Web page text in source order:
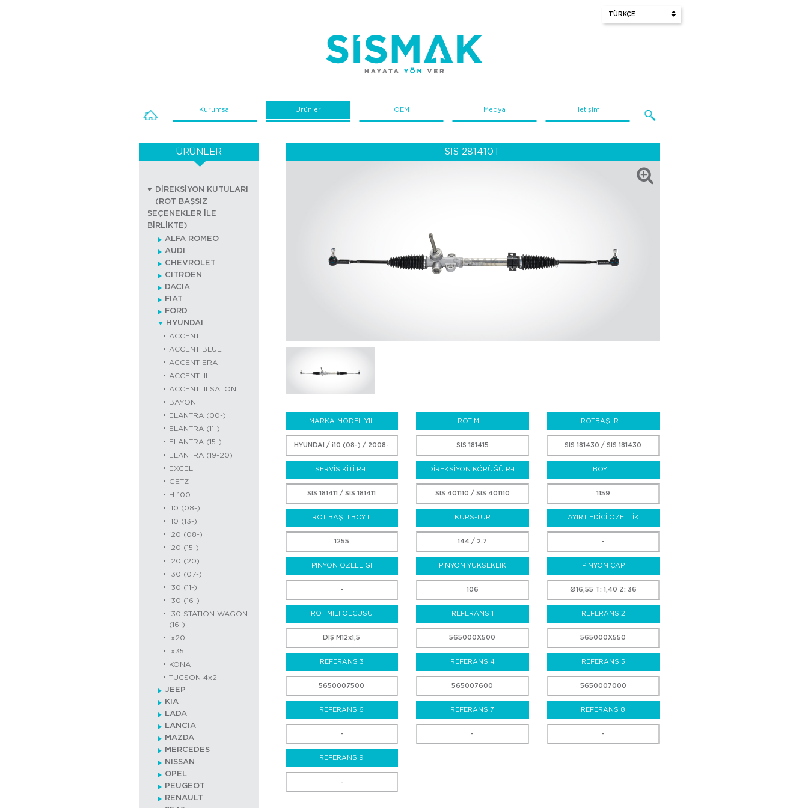
Kurumsal Ürünler OEM Medya İletişim
ÜRÜNLER
DİREKSİYON KUTULARI
(ROT BAŞSIZ
SEÇENEKLER İLE
BİRLİKTE)
ALFA ROMEO
AUDI
CHEVROLET
CITROEN
DACIA
FIAT
FORD
HYUNDAI
ACCENT
ACCENT BLUE
ACCENT ERA
ACCENT III
ACCENT III SALON
BAYON
ELANTRA (00-)
ELANTRA (11-)
ELANTRA (15-)
ELANTRA (19-20)
EXCEL
GETZ
H-100
i10 (08-)
i10 (13-)
i20 (08-)
i20 (15-)
İ20 (20)
i30 (07-)
i30 (11-)
i30 (16-)
i30 STATION WAGON
(16-)
ix20
ix35
KONA
TUCSON 4x2
JEEP
KIA
LADA
LANCIA
MAZDA
MERCEDES
NISSAN
OPEL
PEUGEOT
RENAULT
SIS 281410T
MARKA-MODEL-YIL
HYUNDAI / i10 (08-) / 2008-
ROT MİLİ
SIS 181415
ROTBAŞI R-L
SIS 181430 / SIS 181430
SERVİS KİTİ R-L
SIS 181411 / SIS 181411
DİREKSİYON KÖRÜĞÜ R-L
SIS 401110 / SIS 401110
BOY L
1159
ROT BAŞLI BOY L
1255
KURS-TUR
144 / 2.7
AYIRT EDİCİ ÖZELLİK
-
PİNYON ÖZELLİĞİ
-
PİNYON YÜKSEKLİK
106
PİNYON ÇAP
Ø16,55 T: 1,40 Z: 36
ROT MİLİ ÖLÇÜSÜ
DIŞ M12x1,5
REFERANS 1
565000X500
REFERANS 2
565000X550
REFERANS 3
5650007500
REFERANS 4
565007600
REFERANS 5
5650007000
REFERANS 6
-
REFERANS 7
-
REFERANS 8
-
REFERANS 9
-